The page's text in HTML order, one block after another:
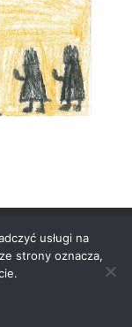
SC041221
usługi na
strony oznacza,